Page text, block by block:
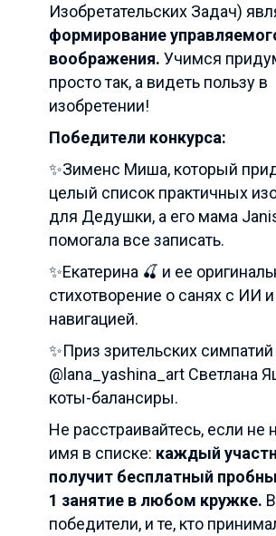
Изобретательских Задач)
формирование
воображения. Учимся
просто так, а видеть пользу в
изобретении!
Победители конкурса:
✨Зименс Миша, который
целый список практичных
для Дедушки, а его мама
помогала все записать.
✨Екатерина 🍒 и ее
стихотворение о санях с ИИ и
навигацией.
✨Приз зрительских
@lana_yashina_art Светлана
коты-балансиры.
Не расстраивайтесь, если не
имя в списке: каждый
получит бесплатный
1 занятие в любом кружке.
победители, и те, кто